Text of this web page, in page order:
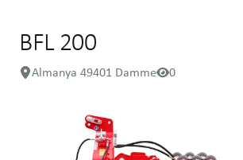
BFL 200
Almanya 49401 Damme 0